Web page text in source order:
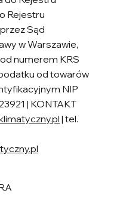
Rejestru
Sąd
w Warszawie,
numerem KRS
od towarów
NIP
| KONTAKT
| tel.